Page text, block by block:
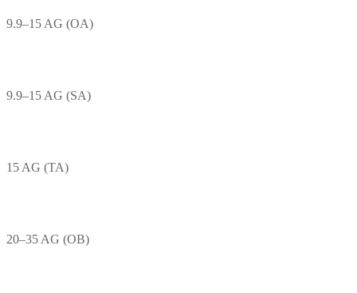
9.9–15 AG (OA)
9.9–15 AG (SA)
15 AG (TA)
20–35 AG (OB)